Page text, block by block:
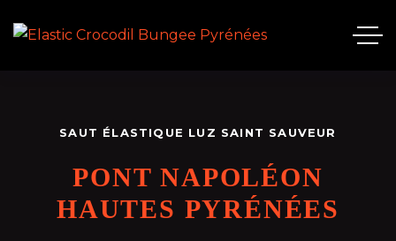
SAUT ÉLASTIQUE LUZ SAINT SAUVEUR
PONT NAPOLÉON
HAUTES PYRÉNÉES